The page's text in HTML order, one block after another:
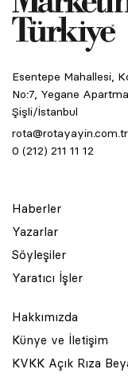
Esentepe Mahallesi,
No:7, Yegane
Şişli/İstanbul
rota@rotayayin.com.tr
0 (212) 211 11 12
Haberler
Yazarlar
Söyleşiler
Yaratıcı İşler
Hakkımızda
Künye ve İletişim
KVKK Açık Rıza